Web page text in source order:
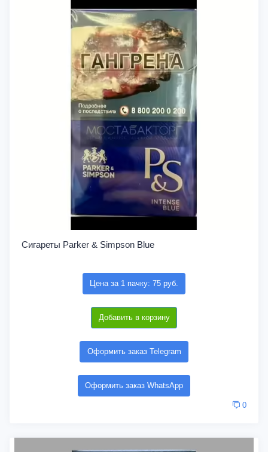
Сигареты Parker & Simpson Blue
Цена за 1 пачку: 75 руб.
Добавить в корзину
Оформить заказ Telegram
Оформить заказ WhatsApp
0